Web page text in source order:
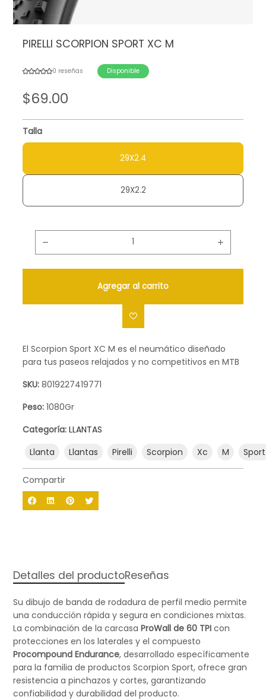
PIRELLI SCORPION SPORT XC M
0 reseñas Disponible
$69.00
Talla
29X2.4
29X2.2
Agregar al carrito
El Scorpion Sport XC M es el neumático diseñado
para tus paseos relajados y no competitivos en MTB
SKU:8019227419771
Peso:1080Gr
Categoría:LLANTAS
Llanta
Llantas Pirelli Scorpion Xc M Sport
Compartir
Detalles del productoReseñas
Su dibujo de banda de rodadura de perfil medio permite
una conducción rápida y segura en condiciones mixtas.
La combinación de la carcasaProWall de 60 TPI con
protecciones en los laterales y el compuesto
Procompound Endurance, desarrollado específicamente
para la familia de productos Scorpion Sport, ofrece gran
resistencia a pinchazos y cortes, garantizando
confiabilidad y durabilidad del producto.